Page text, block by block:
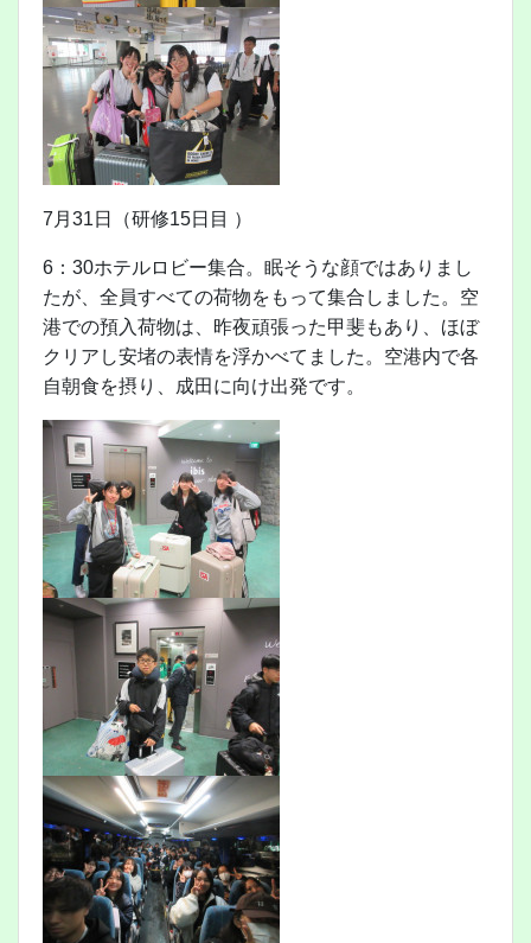
7月31日（研修15日目 ）
6：30ホテルロビー集合。眠そうな顔ではありまし
たが、全員すべての荷物をもって集合しました。空
港での預入荷物は、昨夜頑張った甲斐もあり、ほぼ
クリアし安堵の表情を浮かべてました。空港内で各
自朝食を摂り、成田に向け出発です。